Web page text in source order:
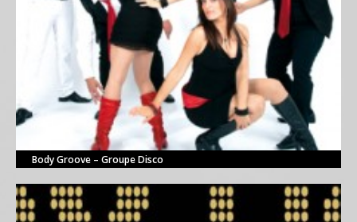
Body Groove – Groupe Disco